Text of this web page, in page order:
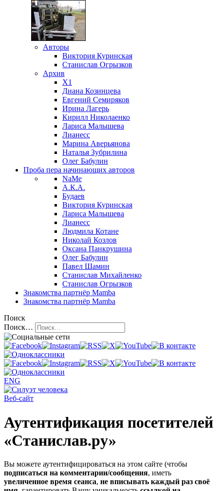
Авторы
Виктория Куринская
Станислав Огрызков
Архив
X1
Диана Козинцева
Евгений Семиряков
Ирина Лагерь
Кирилл Николаенко
Лариса Малышева
Лианесс
Марина Аверьянова
Наталья Зубрилина
Олег Бабулин
Проба пера начинающих авторов
NaMe
А.К.А.
Будаев
Виктория Куринская
Лариса Малышева
Лианесс
Людмила Котане
Николай Козлов
Оксана Панкрушина
Олег Бабулин
Павел Шамин
Станислав Михайленко
Станислав Огрызков
Знакомства партнёр Mamba
Знакомства партнёр Mamba
Поиск
Поиск…
ENG
Веб-сайт
Аутентификация посетителей
«Станислав.ру»
Вы можете аутентифицироваться на этом сайте (чтобы
подписаться на комментарии/сообщения, иметь
увеличенное время сеанса, не вписывать каждый раз своё